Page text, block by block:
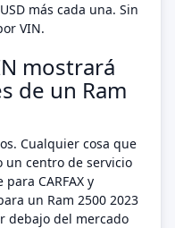
más cada una. Sin
VIN.
mostrará
de un Ram
Cualquier cosa que
un centro de servicio
CARFAX y
un Ram 2500 2023
debajo del mercado